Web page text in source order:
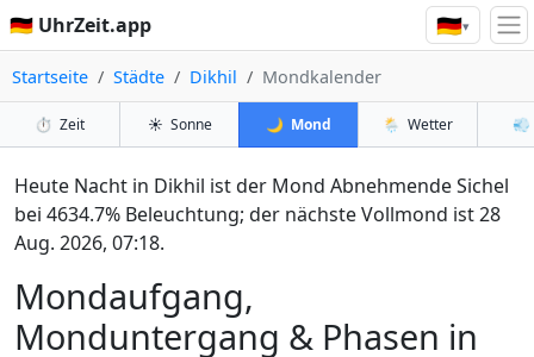
🇩🇪 UhrZeit.app 🇩🇪▾
Startseite Städte Dikhil Mondkalender
⏱️ Zeit ☀️ Sonne 🌙 Mond 🌦️ Wetter 💨
Mondaufgang,
Monduntergang & Phasen in
Heute Nacht in Dikhil ist der Mond Abnehmende Sichel
bei 4634.7% Beleuchtung; der nächste Vollmond ist 28
Aug. 2026, 07:18.